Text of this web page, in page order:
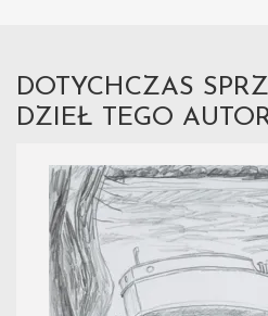
DOTYCHCZAS
DZIEŁ TEGO